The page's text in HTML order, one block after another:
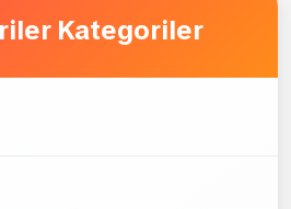
Kategoriler